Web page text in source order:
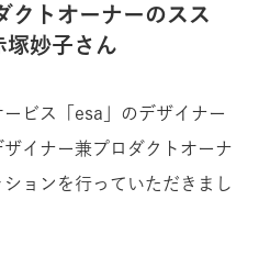
クトオーナーのスス
塚妙子さん
ビス「esa」のデザイナー
イナー兼プロダクトオーナ
ョンを行っていただきまし